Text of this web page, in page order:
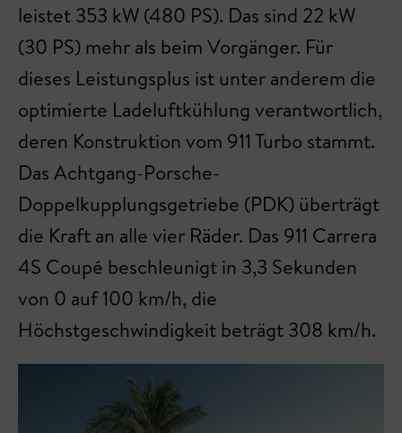
leistet 353 kW (480 PS). Das sind 22 kW
(30 PS) mehr als beim Vorgänger. Für
dieses Leistungsplus ist unter anderem die
optimierte Ladeluftkühlung verantwortlich,
deren Konstruktion vom 911 Turbo stammt.
Das Achtgang-Porsche-
Doppelkupplungsgetriebe (PDK) überträgt
die Kraft an alle vier Räder. Das 911 Carrera
4S Coupé beschleunigt in 3,3 Sekunden
von 0 auf 100 km/h, die
Höchstgeschwindigkeit beträgt 308 km/h.